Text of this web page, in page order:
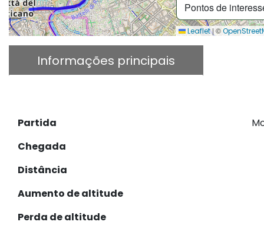
Pontos de
Leaflet| ©
Informações principais
Partida
Chegada
Distância
Aumento de altitude
Perda de altitude